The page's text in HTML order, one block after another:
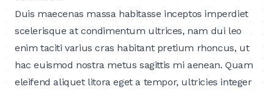
Duis maecenas massa habitasse inceptos imperdiet
scelerisque at condimentum ultrices, nam dui leo
enim taciti varius cras habitant pretium rhoncus, ut
hac euismod nostra metus sagittis mi aenean. Quam
eleifend aliquet litora eget a tempor, ultricies integer